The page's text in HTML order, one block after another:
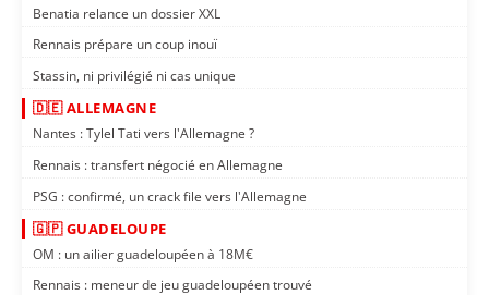
Benatia relance un dossier XXL
Rennais prépare un coup inouï
Stassin, ni privilégié ni cas unique
🇩🇪 ALLEMAGNE
Nantes : Tylel Tati vers l'Allemagne ?
Rennais : transfert négocié en Allemagne
PSG : confirmé, un crack file vers l'Allemagne
🇬🇵 GUADELOUPE
OM : un ailier guadeloupéen à 18M€
Rennais : meneur de jeu guadeloupéen trouvé